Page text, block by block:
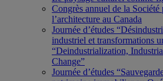
Congrès annuel de la Société
l’architecture au Canada
Journée d’études
industriel et transformations
“Deindustrialization,
Change”
Journée d’études